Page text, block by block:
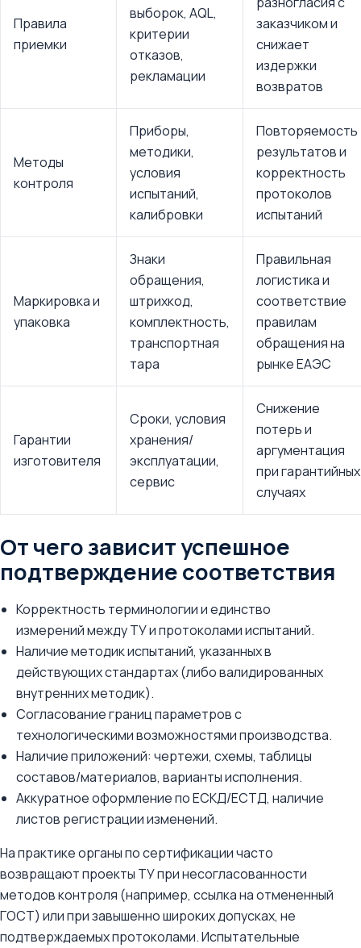
Правила
приемки
выборок, AQL,
критерии
отказов,
рекламации
заказчиком и
снижает
издержки
возвратов
Методы
контроля
Приборы,
методики,
условия
испытаний,
калибровки
Повторяемость
результатов и
корректность
протоколов
испытаний
Маркировка и
упаковка
Знаки
обращения,
штрихкод,
комплектность,
транспортная
тара
Правильная
логистика и
соответствие
правилам
обращения на
рынке ЕАЭС
Гарантии
изготовителя
Сроки, условия
хранения/
эксплуатации,
сервис
Снижение
потерь и
аргументация
при гарантийных
случаях
От чего зависит успешное
подтверждение соответствия
Корректность терминологии и единство
измерений между ТУ и протоколами испытаний.
Наличие методик испытаний, указанных в
действующих стандартах (либо валидированных
внутренних методик).
Согласование границ параметров с
технологическими возможностями производства.
Наличие приложений: чертежи, схемы, таблицы
составов/материалов, варианты исполнения.
Аккуратное оформление по ЕСКД/ЕСТД, наличие
листов регистрации изменений.
На практике органы по сертификации часто
возвращают проекты ТУ при несогласованности
методов контроля (например, ссылка на отмененный
ГОСТ) или при завышенно широких допусках, не
подтверждаемых протоколами. Испытательные